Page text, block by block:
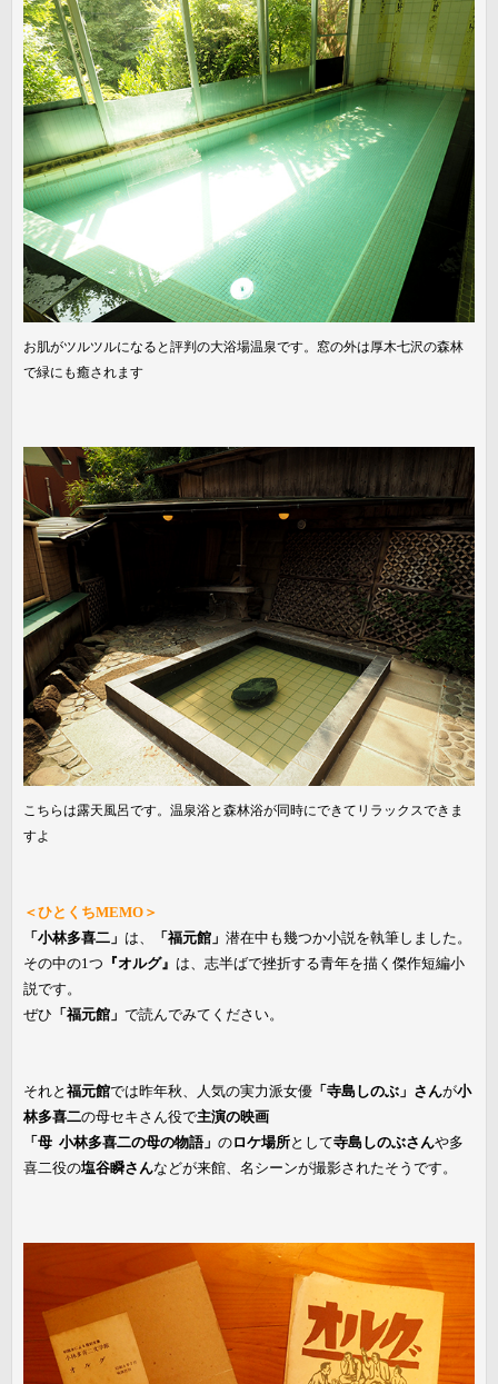
お肌がツルツルになると評判の大浴場温泉です。窓の外は厚木七沢の森林
で緑にも癒されます
こちらは露天風呂です。温泉浴と森林浴が同時にできてリラックスできま
すよ
＜ひとくちMEMO＞
「小林多喜二」 は、 「福元館」 潜在中も幾つか小説を執筆しました。
その中の1つ 『オルグ』 は、志半ばで挫折する青年を描く傑作短編小
説です。
ぜひ 「福元館」 で読んでみてください。
それと 福元館では昨年秋、人気の実力派女優 「寺島しのぶ」さんが小
林多喜二の母セキさん役で主演の映画
「母 小林多喜二の母の物語」 のロケ場所として寺島しのぶさんや多
喜二役の塩谷瞬さんなどが来館、名シーンが撮影されたそうです。